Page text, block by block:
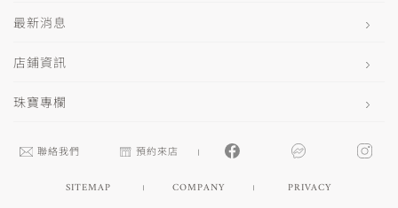
最新消息
店鋪資訊
珠寶專欄
聯絡我們 預約來店
SITEMAP COMPANY PRIVACY